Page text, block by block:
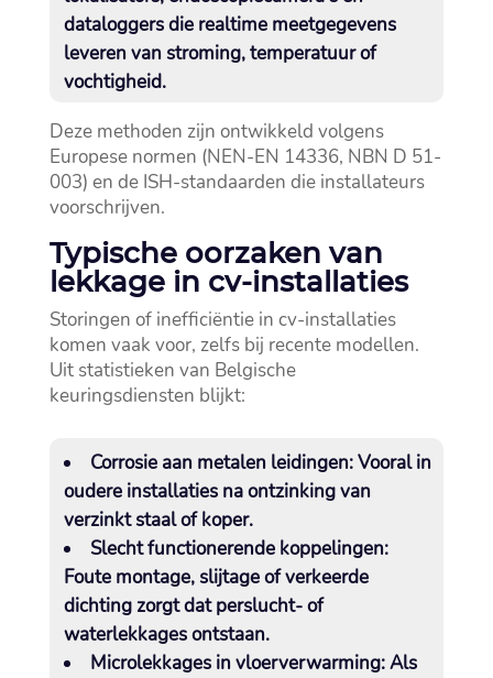
dataloggers die realtime meetgegevens
leveren van stroming, temperatuur of
vochtigheid.​
Deze methoden zijn ontwikkeld volgens
Europese normen (NEN-EN 14336, NBN D 51-
003) en de ISH-standaarden die installateurs
voorschrijven.​
Typische oorzaken van
lekkage in cv-installaties
Storingen of inefficiëntie in cv-installaties
komen vaak voor, zelfs bij recente modellen.​
Uit statistieken van Belgische
keuringsdiensten blijkt:
Corrosie aan metalen leidingen:Vooral in
oudere installaties na ontzinking van
verzinkt staal of koper.​
Slecht functionerende koppelingen:
Foute montage, slijtage of verkeerde
dichting zorgt dat perslucht- of
waterlekkages ontstaan.​
Microlekkages in vloerverwarming:Als